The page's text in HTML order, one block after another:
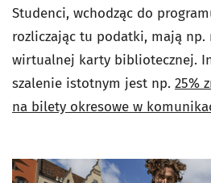
Studenci, wchodząc do
rozliczając tu podatki, mają np.
wirtualnej karty bibliotecznej.
szalenie istotnym jest np. 25%
na bilety okresowe w